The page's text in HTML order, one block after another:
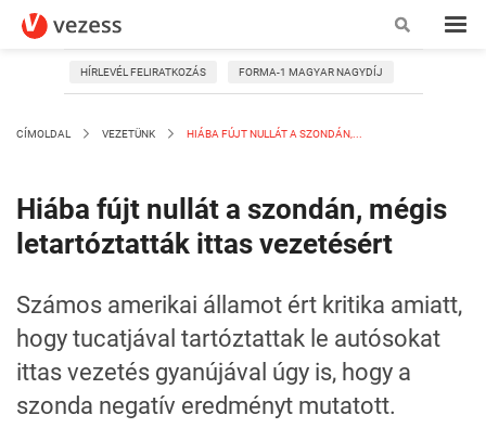
HÍRLEVÉL FELIRATKOZÁS FORMA-1 MAGYAR NAGYDÍJ
CÍMOLDAL VEZETÜNK HIÁBA FÚJT NULLÁT A SZONDÁN,...
Hiába fújt nullát a szondán, mégis
letartóztatták ittas vezetésért
Számos amerikai államot ért kritika amiatt,
hogy tucatjával tartóztattak le autósokat
ittas vezetés gyanújával úgy is, hogy a
szonda negatív eredményt mutatott.